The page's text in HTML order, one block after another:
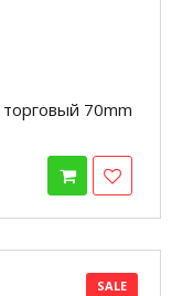
70mm
SALE